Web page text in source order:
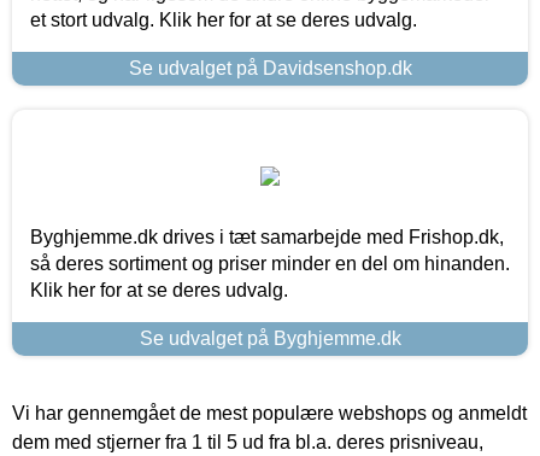
et stort udvalg. Klik her for at se deres udvalg.
Se udvalget på Davidsenshop.dk
Byghjemme.dk drives i tæt samarbejde med Frishop.dk,
så deres sortiment og priser minder en del om hinanden.
Klik her for at se deres udvalg.
Se udvalget på Byghjemme.dk
Vi har gennemgået de mest populære webshops og anmeldt
dem med stjerner fra 1 til 5 ud fra bl.a. deres prisniveau,